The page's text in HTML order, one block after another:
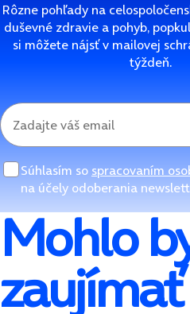
Rôzne pohľady na
duševné zdravie a pohyb,
si môžete nájsť v mailovej
týždeň.
Súhlasím so spracovaním
na účely odoberania
Mohlo
zaujímať